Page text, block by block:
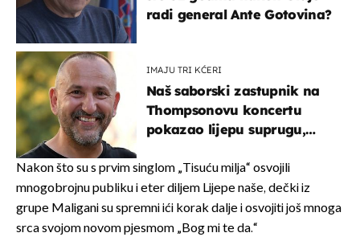
radi general Ante Gotovina?
IMAJU TRI KĆERI
Naš saborski zastupnik na
Thompsonovu koncertu
pokazao lijepu suprugu,
javnost
Nakon što su s prvim singlom „Tisuću milja“ osvojili
mnogobrojnu publiku i eter diljem Lijepe naše, dečki iz
grupe Maligani su spremni ići korak dalje i osvojiti još mnoga
srca svojom novom pjesmom „Bog mi te da.“